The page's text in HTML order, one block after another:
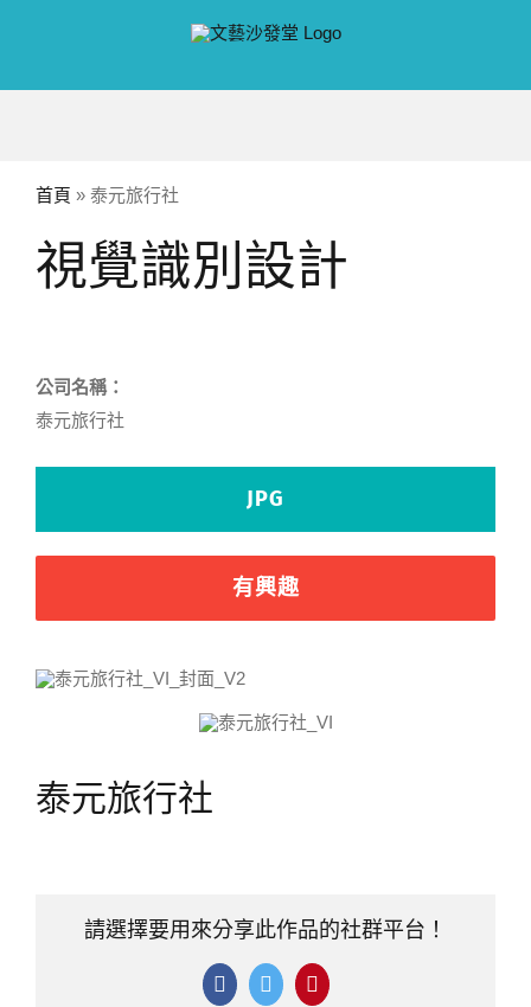
首頁 » 泰元旅行社
視覺識別設計
公司名稱：
泰元旅行社
JPG
有興趣
泰元旅行社
請選擇要用來分享此作品的社群平台！
Facebook
TwitterPinterest